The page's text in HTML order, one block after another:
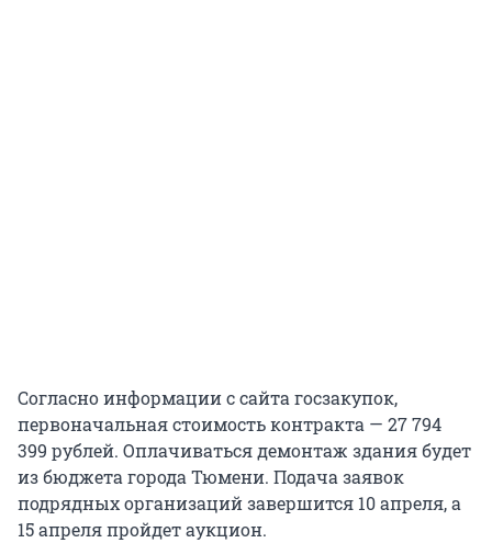
Согласно информации с сайта госзакупок,
первоначальная стоимость контракта — 27 794
399 рублей. Оплачиваться демонтаж здания будет
из бюджета города Тюмени. Подача заявок
подрядных организаций завершится 10 апреля, а
15 апреля пройдет аукцион.